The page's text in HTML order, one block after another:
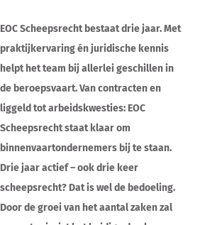
EOC
EOC Scheepsrecht bestaat drie jaar. Met
praktijkervaring én juridische kennis
helpt het team bij allerlei geschillen in
de beroepsvaart. Van contracten en
liggeld tot arbeidskwesties: EOC
Scheepsrecht staat klaar om
binnenvaartondernemers bij te staan.
Drie jaar actief – ook drie keer
scheepsrecht? Dat is wel de bedoeling.
Door de groei van het aantal zaken zal